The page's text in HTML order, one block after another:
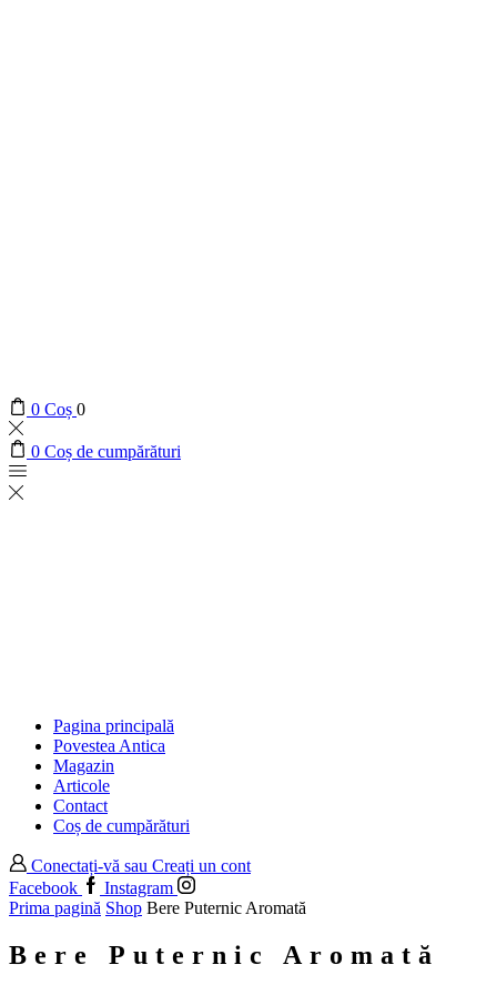
0 Coș 0
0 Coș de cumpărături
Pagina principală
Povestea Antica
Magazin
Articole
Contact
Coș de cumpărături
Conectați-vă sau Creați un cont
Facebook
Instagram
Prima pagină Shop Bere Puternic Aromată
Bere Puternic Aromată